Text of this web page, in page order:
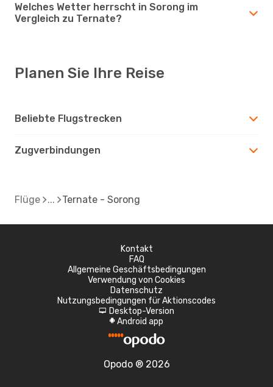
Welches Wetter herrscht in Sorong im
Vergleich zu Ternate?
Planen Sie Ihre Reise
Beliebte Flugstrecken
Zugverbindungen
Flüge Ternate - Sorong
Kontakt
FAQ
Allgemeine Geschäftsbedingungen
Verwendung von Cookies
Datenschutz
Nutzungsbedingungen für Aktionscodes
d Desktop-Version
A Android app
Opodo ® 2026